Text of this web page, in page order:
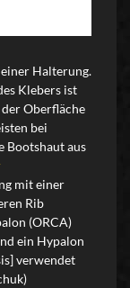
Halterung.
Klebers ist
Oberfläche
bei
Bootshaut aus
mit einer
Rib
(ORCA)
ein Hypalon
verwendet